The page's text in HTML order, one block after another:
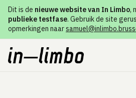
Dit is de nieuwe website van In Limbo,
publieke testfase. Gebruik de site
opmerkingen naar